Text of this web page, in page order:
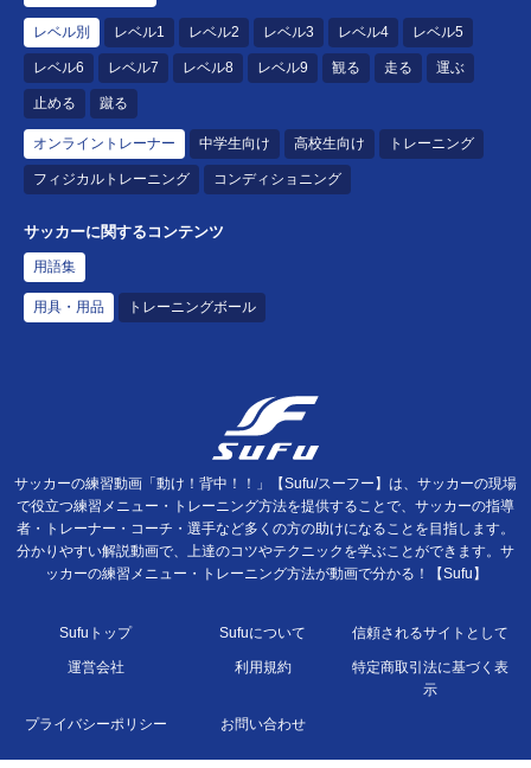
レベル別 レベル1 レベル2 レベル3 レベル4 レベル5
レベル6 レベル7 レベル8 レベル9 観る 走る 運ぶ
止める 蹴る
オンライントレーナー 中学生向け 高校生向け トレーニング
フィジカルトレーニング コンディショニング
サッカーに関するコンテンツ
用語集
用具・用品 トレーニングボール
サッカーの練習動画「動け！背中！！」【Sufu/スーフー】は、サッカーの現場
で役立つ練習メニュー・トレーニング方法を提供することで、サッカーの指導
者・トレーナー・コーチ・選手など多くの方の助けになることを目指します。
分かりやすい解説動画で、上達のコツやテクニックを学ぶことができます。サ
ッカーの練習メニュー・トレーニング方法が動画で分かる！【Sufu】
Sufuトップ Sufuについて 信頼されるサイトとして
運営会社 利用規約
特定商取引法に基づく表
示
プライバシーポリシー お問い合わせ